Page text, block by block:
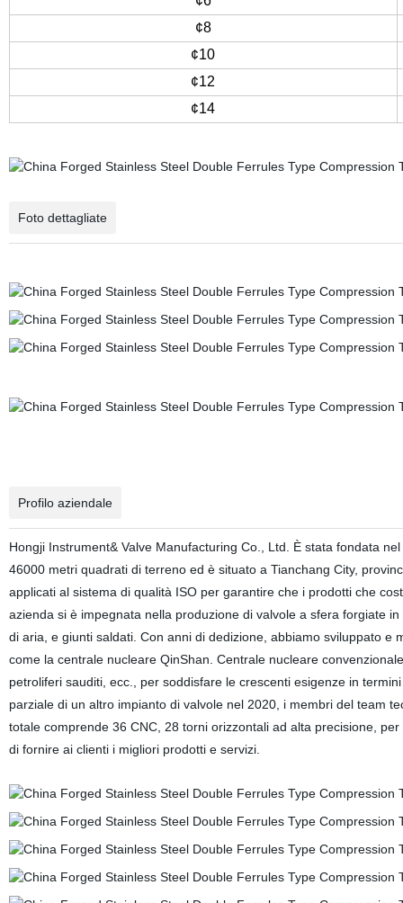
¢8
¢10
¢12
¢14
Foto dettagliate
Profilo aziendale
Hongji Instrument& Valve Manufacturing Co., Ltd. È stata fondata
46000 metri quadrati di terreno ed è situato a Tianchang City,
applicati al sistema di qualità ISO per garantire che i prodotti che
azienda si è impegnata nella produzione di valvole a sfera forgiate
di aria, e giunti saldati. Con anni di dedizione, abbiamo sviluppato
come la centrale nucleare QinShan. Centrale nucleare
petroliferi sauditi, ecc., per soddisfare le crescenti esigenze in
parziale di un altro impianto di valvole nel 2020, i membri del team
totale comprende 36 CNC, 28 torni orizzontali ad alta precisione,
di fornire ai clienti i migliori prodotti e servizi.